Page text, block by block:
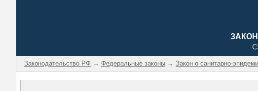
Законодательство РФ → Федеральные законы → Закон о санитарно-